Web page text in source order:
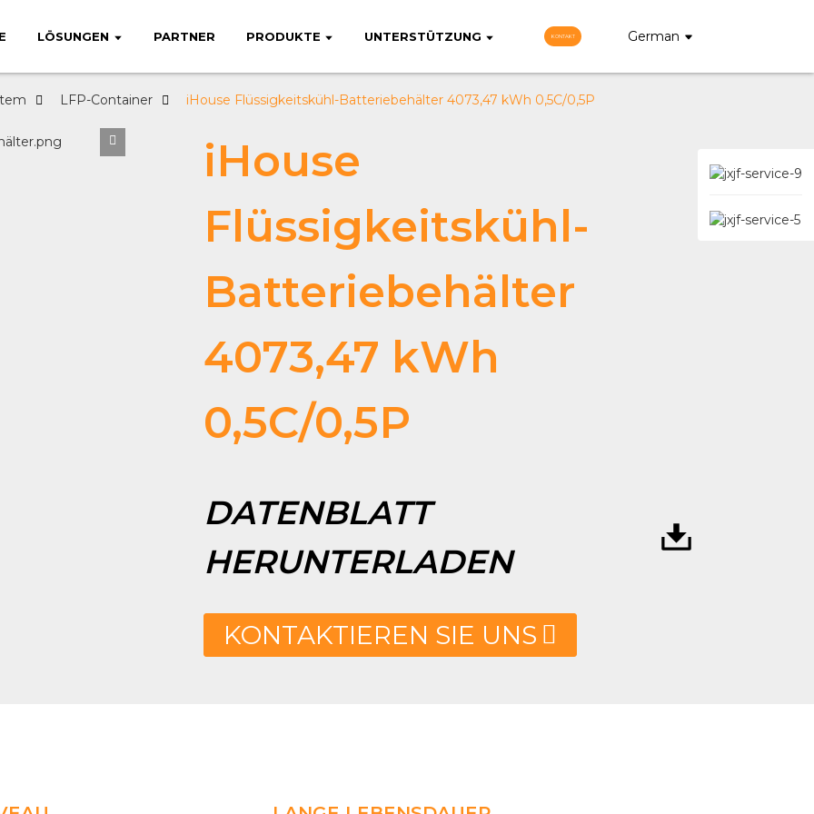
LÖSUNGEN PARTNER PRODUKTE UNTERSTÜTZUNG KONTAKT German
LFP-Container iHouse Flüssigkeitskühl-Batteriebehälter 4073,47 kWh 0,5C/0,5P
iHouse
Flüssigkeitskühl-
Batteriebehälter
4073,47 kWh
0,5C/0,5P
DATENBLATT
HERUNTERLADEN
KONTAKTIEREN SIE UNS